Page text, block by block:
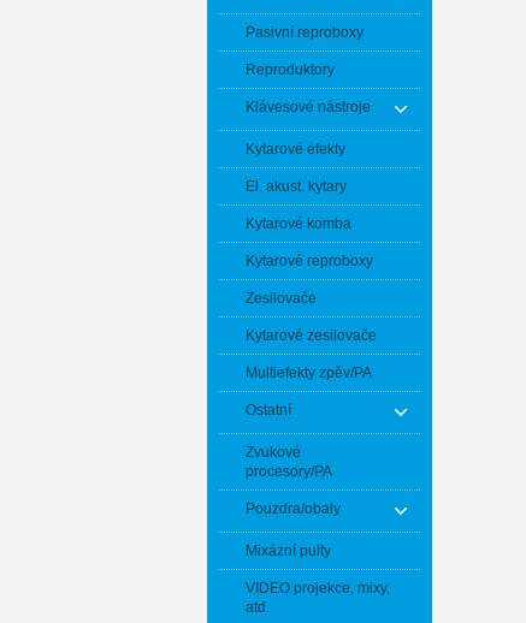
Pasivní reproboxy
Reproduktory
Klávesové nástroje
Kytarové efekty
El. akust. kytary
Kytarové komba
Kytarové reproboxy
Zesilovače
Kytarové zesilovače
Multiefekty zpěv/PA
Ostatní
Zvukové
procesory/PA
Pouzdra/obaly
Mixázní pulty
VIDEO projekce, mixy,
atd.